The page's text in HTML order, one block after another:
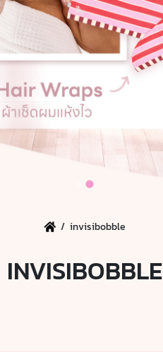
/ invisibobble
INVISIBOBBLE